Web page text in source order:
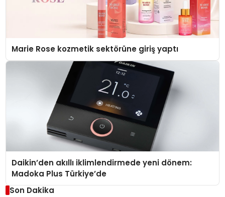
Marie Rose kozmetik sektörüne giriş yaptı
Daikin’den akıllı iklimlendirmede yeni dönem:
Madoka Plus Türkiye’de
Son Dakika